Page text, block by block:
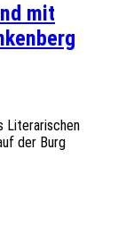
mit
Literarischen
der Burg